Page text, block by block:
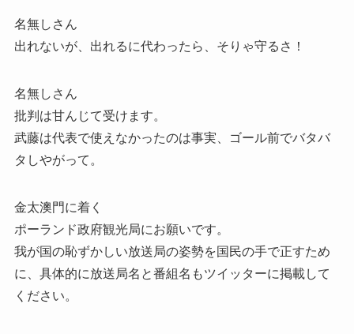
名無しさん
出れないが、出れるに代わったら、そりゃ守るさ！
名無しさん
批判は甘んじて受けます。
武藤は代表で使えなかったのは事実、ゴール前でバタバ
タしやがって。
金太澳門に着く
ポーランド政府観光局にお願いです。
我が国の恥ずかしい放送局の姿勢を国民の手で正すため
に、具体的に放送局名と番組名もツイッターに掲載して
ください。